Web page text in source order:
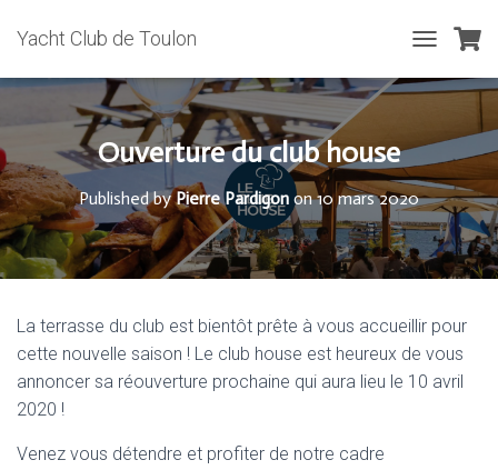
Yacht Club de Toulon
O
G
E
N
A
V
G
I
O
N
Ouverture du club house
Published byPierre Pardigon on10 mars 2020
La terrasse du club est bientôt prête à vous accueillir pour
cette nouvelle saison ! Le club house est heureux de vous
annoncer sa réouverture prochaine qui aura lieu le 10 avril
2020 !
Venez vous détendre et profiter de notre cadre